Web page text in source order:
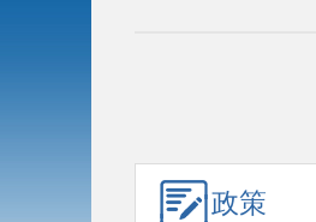
政策